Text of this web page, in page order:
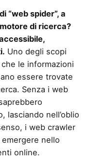
“web spider”, a
di ricerca?
Uno degli scopi
le informazioni
essere trovate
Senza i web
lasciando nell’oblio
i web crawler
nello
online.